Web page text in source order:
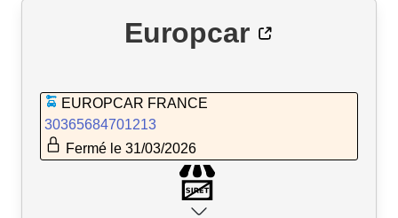
Europcar
EUROPCAR FRANCE
30365684701213
Fermé le 31/03/2026